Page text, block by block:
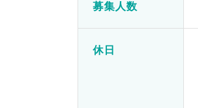
募集人数
休日